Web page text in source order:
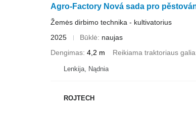
Agro-Factory Nová sada pro
Žemės dirbimo technika - kultivatorius
2025
Būklė
naujas
Dengimas 4,2 m Reikiama traktoriaus galia
Lenkija, Nądnia
ROJTECH